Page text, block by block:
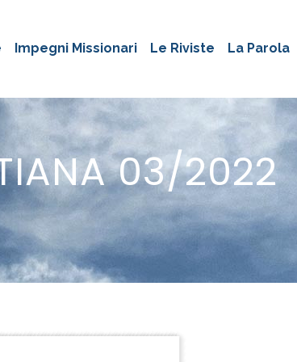
Impegni Missionari Le Riviste La Parola
03/2022